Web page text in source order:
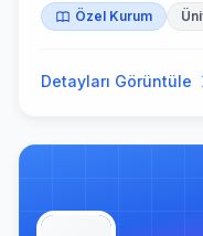
Özel Kurum
Detayları Görüntüle